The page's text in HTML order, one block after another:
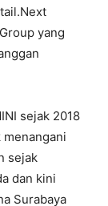
yang
sejak 2018
sejak
dan kini
Surabaya